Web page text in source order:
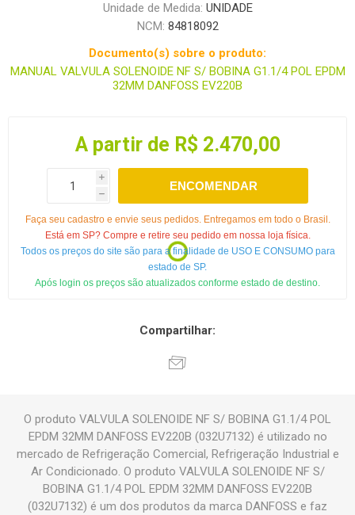
Unidade de Medida: UNIDADE
NCM: 84818092
Documento(s) sobre o produto:
MANUAL VALVULA SOLENOIDE NF S/ BOBINA G1.1/4 POL EPDM
32MM DANFOSS EV220B
A partir de R$ 2.470,00
i
h
ENCOMENDAR
Faça seu cadastro e envie seus pedidos. Entregamos em todo o Brasil.
Está em SP? Compre e retire seu pedido em nossa loja física.
Todos os preços do site são para a finalidade de USO E CONSUMO para
estado de SP.
Após login os preços são atualizados conforme estado de destino.
Compartilhar:
O produto VALVULA SOLENOIDE NF S/ BOBINA G1.1/4 POL
EPDM 32MM DANFOSS EV220B (032U7132) é utilizado no
mercado de Refrigeração Comercial, Refrigeração Industrial e
Ar Condicionado. O produto VALVULA SOLENOIDE NF S/
BOBINA G1.1/4 POL EPDM 32MM DANFOSS EV220B
(032U7132) é um dos produtos da marca DANFOSS e faz